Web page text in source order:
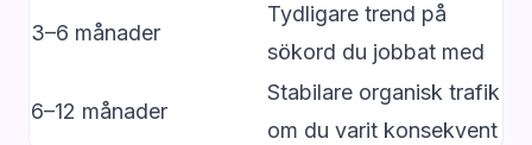
3–6 månader
Tydligare trend på
sökord du jobbat med
6–12 månader
Stabilare organisk trafik
om du varit konsekvent